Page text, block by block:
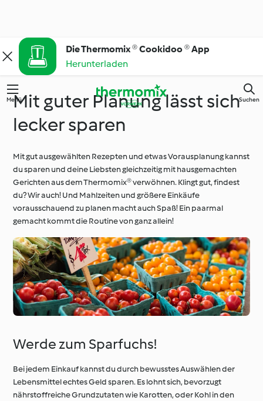
Die Thermomix ® Cookidoo ® App
Herunterladen
Menü Suchen
Mit guter Planung lässt sich
lecker sparen
Mit gut ausgewählten Rezepten und etwas Vorausplanung kannst
du sparen und deine Liebsten gleichzeitig mit hausgemachten
Gerichten aus dem Thermomix® verwöhnen. Klingt gut, findest
du? Wir auch! Und Mahlzeiten und größere Einkäufe
vorausschauend zu planen macht auch Spaß! Ein paarmal
gemacht kommt die Routine von ganz allein!
Werde zum Sparfuchs!
Bei jedem Einkauf kannst du durch bewusstes Auswählen der
Lebensmittel echtes Geld sparen. Es lohnt sich, bevorzugt
nährstoffreiche Grundzutaten wie Karotten, oder Kohl in den